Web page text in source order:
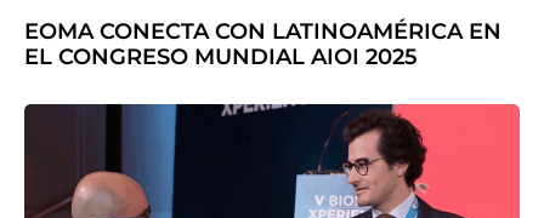
EOMA CONECTA CON LATINOAMÉRICA EN
EL CONGRESO MUNDIAL AIOI 2025